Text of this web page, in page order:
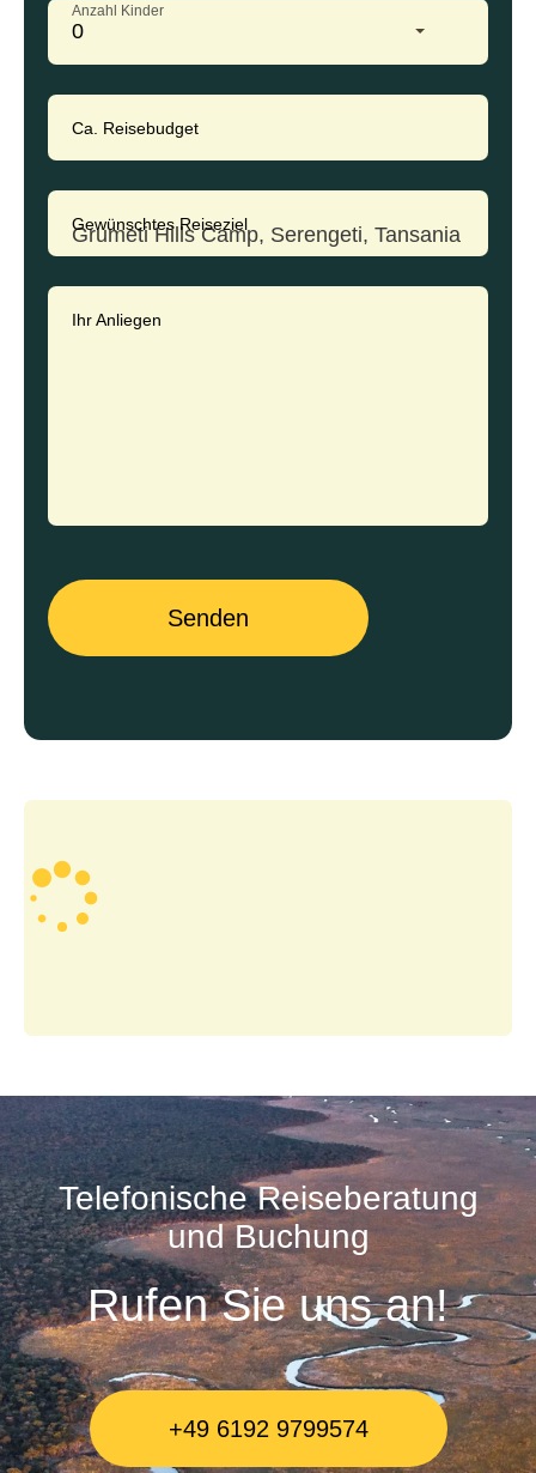
Anzahl Kinder
0
Ca. Reisebudget
Gewünschtes Reiseziel
Ihr Anliegen
Senden
Telefonische Reiseberatung
und Buchung
Rufen Sie uns an!
+49 6192 9799574